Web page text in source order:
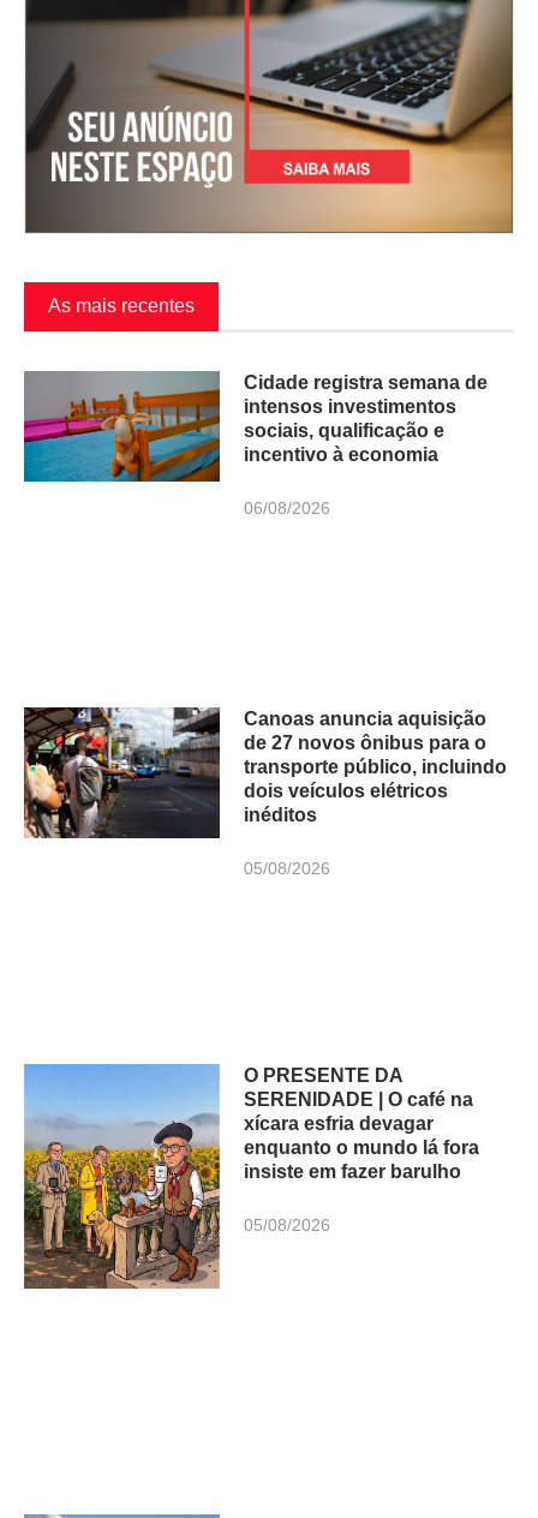
As mais recentes
Cidade registra semana de
intensos investimentos
sociais, qualificação e
incentivo à economia
06/08/2026
Canoas anuncia aquisição
de 27 novos ônibus para o
transporte público, incluindo
dois veículos elétricos
inéditos
05/08/2026
O PRESENTE DA
SERENIDADE | O café na
xícara esfria devagar
enquanto o mundo lá fora
insiste em fazer barulho
05/08/2026